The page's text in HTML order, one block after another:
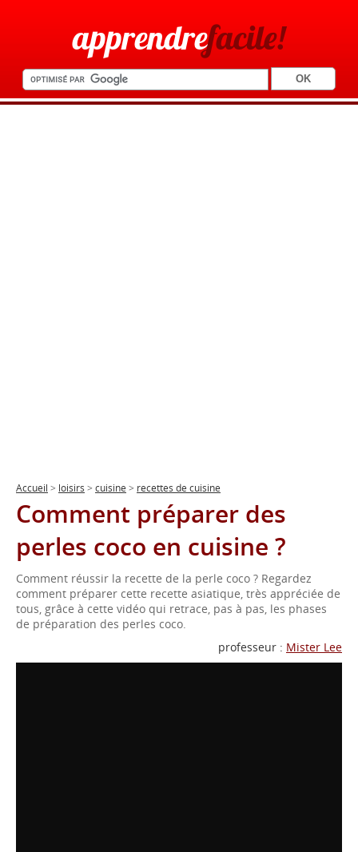
apprendrefacile!
Accueil > loisirs > cuisine > recettes de cuisine
Comment préparer des
perles coco en cuisine ?
Comment réussir la recette de la perle coco ? Regardez
comment préparer cette recette asiatique, très appréciée de
tous, grâce à cette vidéo qui retrace, pas à pas, les phases
de préparation des perles coco.
professeur : Mister Lee